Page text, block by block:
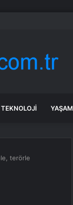
Çalışmalara Başladı
TEKNOLOJI YAŞAM
terörle